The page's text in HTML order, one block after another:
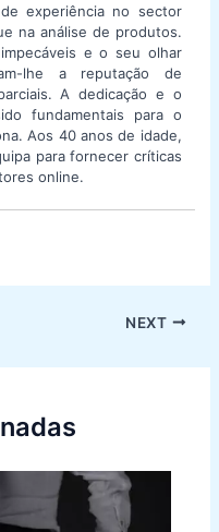
experiência no sector
na análise de produtos.
e o seu olhar
lhe a reputação de
A dedicação e o
fundamentais para o
Aos 40 anos de idade,
para fornecer críticas
online.
NEXT